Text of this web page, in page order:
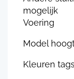
mogelijk
Voering
Model
Kleuren tags